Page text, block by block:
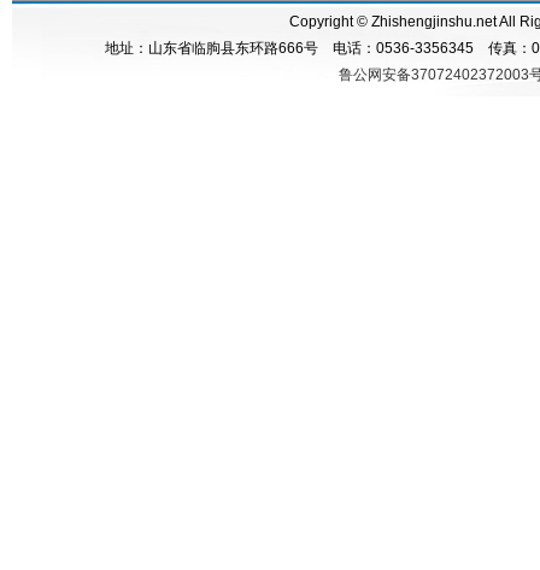
Copyright © Zhishengjinshu.net All
地址：山东省临朐县东环路666号 电话：0536-3356345 传真
鲁公网安备37072402372003